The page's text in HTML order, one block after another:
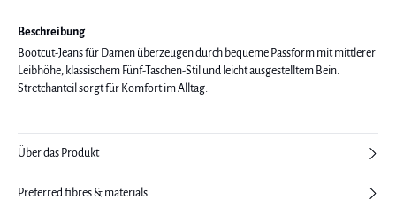
Beschreibung
Bootcut-Jeans für Damen überzeugen durch bequeme Passform mit mittlerer
Leibhöhe, klassischem Fünf-Taschen-Stil und leicht ausgestelltem Bein.
Stretchanteil sorgt für Komfort im Alltag.
Über das Produkt
Preferred fibres & materials